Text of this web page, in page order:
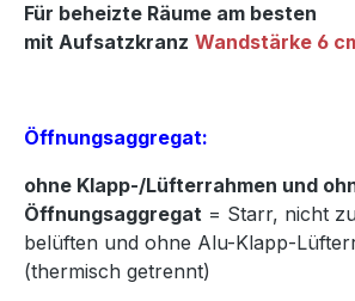
Für beheizte Räume am besten
mit Aufsatzkranz Wandstärke 6
Öffnungsaggregat:
ohne Klapp-/Lüfterrahmen und
Öffnungsaggregat = Starr, nicht
belüften und ohne Alu-Klapp-
(thermisch getrennt)